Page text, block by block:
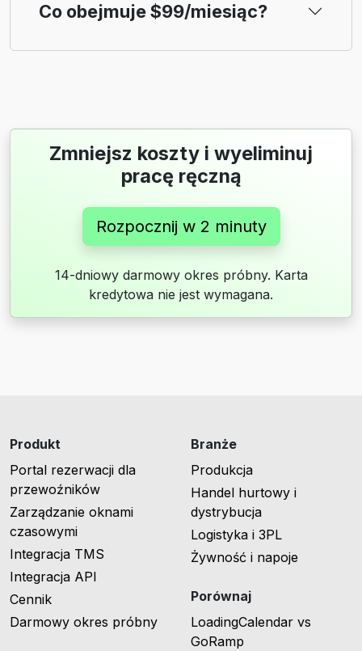
Co obejmuje $99/miesiąc?
Zmniejsz koszty i wyeliminuj
pracę ręczną
Rozpocznij w 2 minuty
14-dniowy darmowy okres próbny. Karta
kredytowa nie jest wymagana.
Produkt
Portal rezerwacji dla
przewoźników
Zarządzanie oknami
czasowymi
Integracja TMS
Integracja API
Cennik
Darmowy okres próbny
Branże
Produkcja
Handel hurtowy i
dystrybucja
Logistyka i 3PL
Żywność i napoje
Porównaj
LoadingCalendar vs
GoRamp